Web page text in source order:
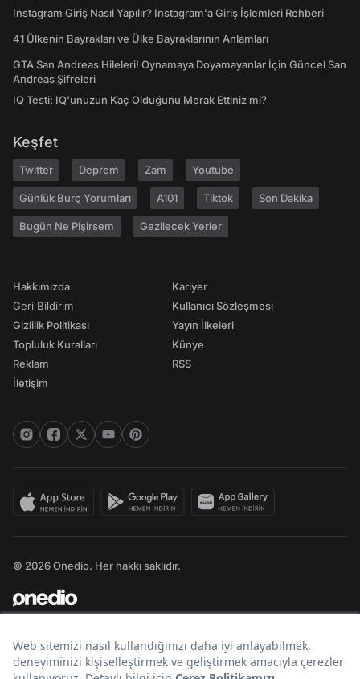
Instagram Giriş Nasıl Yapılır? Instagram'a Giriş İşlemleri Rehberi
41 Ülkenin Bayrakları ve Ülke Bayraklarının Anlamları
GTA San Andreas Hileleri! Oynamaya Doyamayanlar İçin Güncel San
Andreas Şifreleri
IQ Testi: IQ'unuzun Kaç Olduğunu Merak Ettiniz mi?
Keşfet
Twitter Deprem Zam Youtube
Günlük Burç Yorumları A101 Tiktok Son Dakika
Bugün Ne Pişirsem Gezilecek Yerler
Hakkımızda
Geri Bildirim
Gizlilik Politikası
Topluluk Kuralları
Reklam
İletişim
Kariyer
Kullanıcı Sözleşmesi
Yayın İlkeleri
Künye
RSS
© 2026 Onedio. Her hakkı saklıdır.
Bir markasıdır.